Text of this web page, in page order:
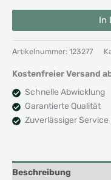
Stempelset
An
-
Sale-
A-
Bration
In
Alternative:
Artikelnummer: 123277
Kostenfreier Versand
Schnelle Abwicklung
Garantierte Qualität
Zuverlässiger Service
Beschreibung